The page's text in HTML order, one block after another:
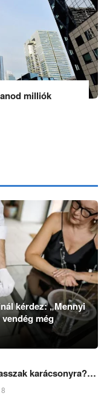
milliók
kérdez: „Mennyi
még
karácsonyra?…